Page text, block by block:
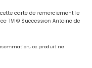
carte de remerciement le
TM © Succession Antoine de
ce produit ne